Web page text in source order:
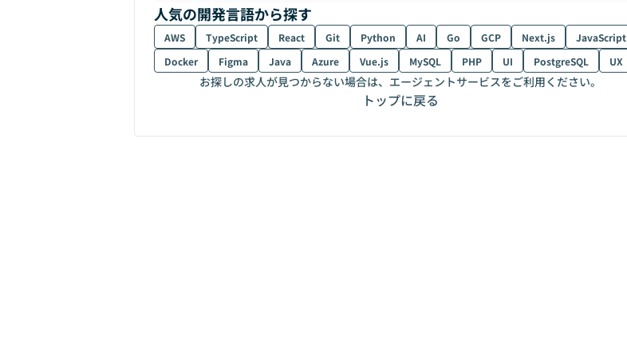
人気の開発言語から探す
AWS TypeScript React Git Python AI Go GCP Next.js
JavaScript
Docker
Figma Java Azure Vue.js MySQL PHP UI PostgreSQL UX
お探しの求人が見つからない場合は、エージェントサービスをご利用ください。
トップに戻る